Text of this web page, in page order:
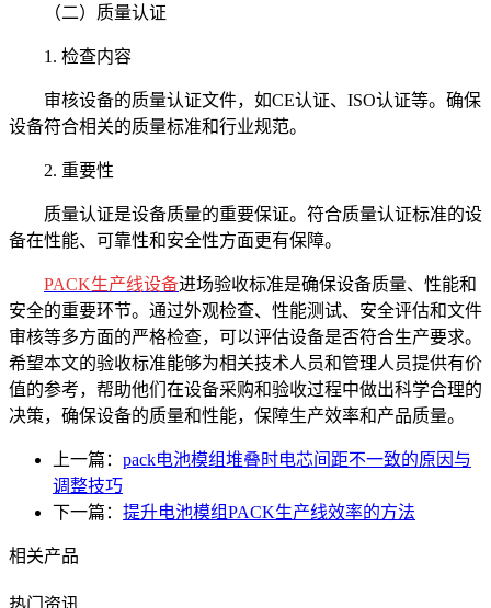
（二）质量认证
1. 检查内容
审核设备的质量认证文件，如CE认证、ISO认证等。确保
设备符合相关的质量标准和行业规范。
2. 重要性
质量认证是设备质量的重要保证。符合质量认证标准的设
备在性能、可靠性和安全性方面更有保障。
PACK生产线设备进场验收标准是确保设备质量、性能和
安全的重要环节。通过外观检查、性能测试、安全评估和文件
审核等多方面的严格检查，可以评估设备是否符合生产要求。
希望本文的验收标准能够为相关技术人员和管理人员提供有价
值的参考，帮助他们在设备采购和验收过程中做出科学合理的
决策，确保设备的质量和性能，保障生产效率和产品质量。
上一篇： pack电池模组堆叠时电芯间距不一致的原因与
调整技巧
下一篇： 提升电池模组PACK生产线效率的方法
相关产品